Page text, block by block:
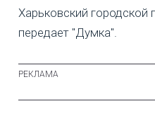
Харьковский городской
передает "Думка".